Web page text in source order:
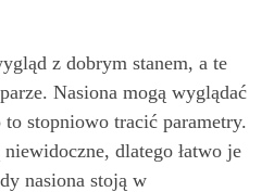
z dobrym stanem, a te
Nasiona mogą wyglądać
stopniowo tracić parametry.
dlatego łatwo je
nasiona stoją w